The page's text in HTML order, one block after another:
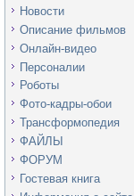
Новости
Описание фильмов
Онлайн-видео
Персоналии
Роботы
Фото-кадры-обои
Трансформопедия
ФАЙЛЫ
ФОРУМ
Гостевая книга